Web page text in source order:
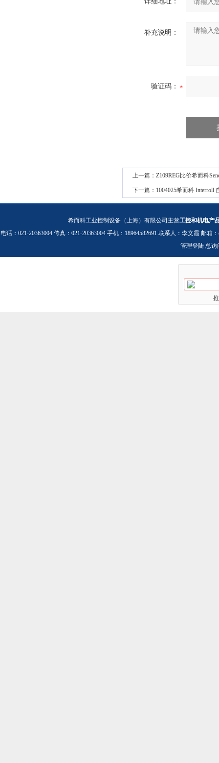
补充说明：
验证码：
上一篇： Z109REG比价希而科
下一篇： 1004025希而科 Interroll
希而科工业控制设备（上海）有限公司主营工控和机电产
电话：021-20363004 传真：021-20363004 手机：18964582691 联系人：李文霞 邮箱：
管理登陆 总访